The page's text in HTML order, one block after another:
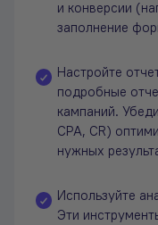
и конверсии
заполнение
Настройте
подробные
кампаний.
CPA, CR)
нужных
Используйте
Эти